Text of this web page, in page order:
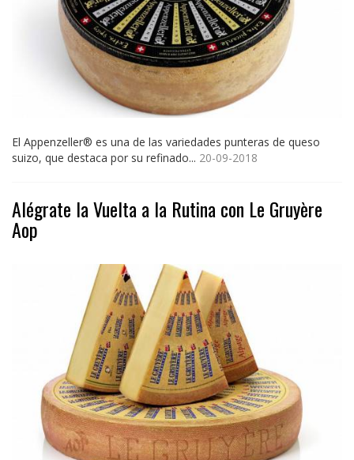
El Appenzeller® es una de las variedades punteras de queso
suizo, que destaca por su refinado... 20-09-2018
Alégrate la Vuelta a la Rutina con Le Gruyère
Aop